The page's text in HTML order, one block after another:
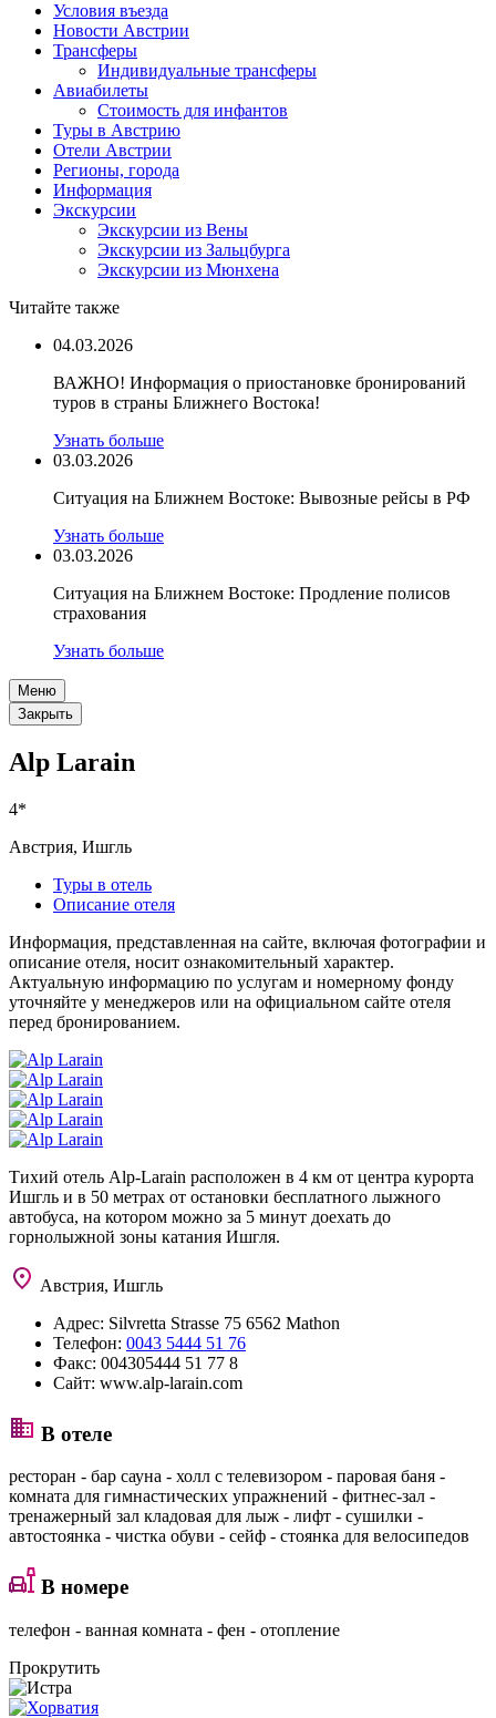
Условия въезда
Новости Австрии
Трансферы
Индивидуальные трансферы
Авиабилеты
Стоимость для инфантов
Туры в Австрию
Отели Австрии
Регионы, города
Информация
Экскурсии
Экскурсии из Вены
Экскурсии из Зальцбурга
Экскурсии из Мюнхена
Читайте также
04.03.2026
ВАЖНО! Информация о приостановке бронирований
туров в страны Ближнего Востока!
Узнать больше
03.03.2026
Ситуация на Ближнем Востоке: Вывозные рейсы в РФ
Узнать больше
03.03.2026
Ситуация на Ближнем Востоке: Продление полисов
страхования
Узнать больше
Меню
Закрыть
Alp Larain
4*
Австрия, Ишгль
Туры в отель
Описание отеля
Информация, представленная на сайте, включая фотографии и
описание отеля, носит ознакомительный характер.
Актуальную информацию по услугам и номерному фонду
уточняйте у менеджеров или на официальном сайте отеля
перед бронированием.
Тихий отель Alp-Larain расположен в 4 км от центра курорта
Ишгль и в 50 метрах от остановки бесплатного лыжного
автобуса, на котором можно за 5 минут доехать до
горнолыжной зоны катания Ишгля.
Австрия, Ишгль
Адрес: Silvretta Strasse 75 6562 Mathon
Телефон: 0043 5444 51 76
Факс: 004305444 51 77 8
Сайт: www.alp-larain.com
В отеле
ресторан - бар сауна - холл с телевизором - паровая баня -
комната для гимнастических упражнений - фитнес-зал -
тренажерный зал кладовая для лыж - лифт - сушилки -
автостоянка - чистка обуви - сейф - стоянка для велосипедов
В номере
телефон - ванная комната - фен - отопление
Прокрутить